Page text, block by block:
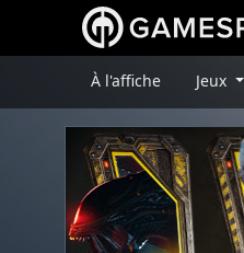
À l'affiche Jeux